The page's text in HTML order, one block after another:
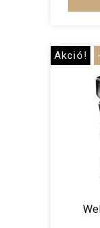
Akció!